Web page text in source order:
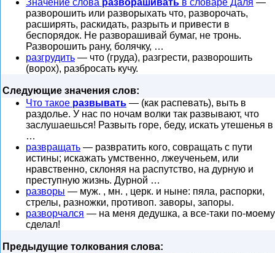
Значение слова разворашивать в словаре Даля —
разворошить или разворыхать что, разворочать,
расширять, раскидать, разрыть и привести в
беспорядок. Не разворашивай бумаг, не тронь.
Разворошить рану, болячку, …
разгрудить — что (груда), разгрести, разворошить
(ворох), разбросать кучу.
Следующие значения слов:
Что такое развывать — (как распевать), выть в
раздолье. У нас по ночам волки так развывают, что
заслушаешься! Развыть горе, беду, искать утешенья в
…
развращать — развратить кого, совращать с пути
истины; искажать умственно, лжеученьем, или
нравственно, склоняя на распутство, на дурную и
преступную жизнь. Дурной …
разворы — муж. , мн. , церк. и ныне: пяла, распорки,
стрелы, разножки, противоп. заворы, запоры.
разворчался — на меня дедушка, а все-таки по-моему
сделал!
Предыдущие толкования слова: